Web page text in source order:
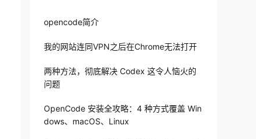
opencode简介
我的网站连同VPN之后在Chrome无法打开
两种方法，彻底解决 Codex 这令人恼火的
问题
OpenCode 安装全攻略：4 种方式覆盖 Win
dows、macOS、Linux